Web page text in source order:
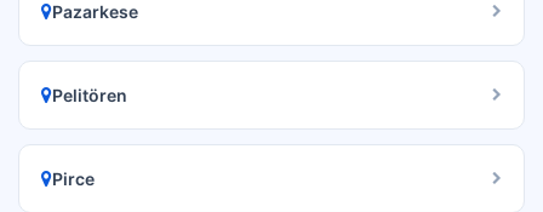
Pazarkese
Pelitören
Pirce